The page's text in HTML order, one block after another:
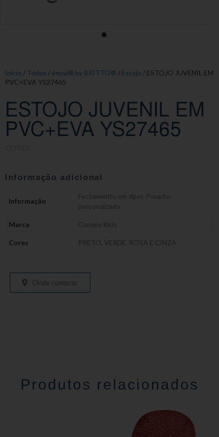
Início / Todos / emoji® by BRITTO® / Estojo / ESTOJO JUVENIL EM
PVC+EVA YS27465
ESTOJO JUVENIL EM
PVC+EVA YS27465
Informação adicional
Informação
Fechamento em zíper Puxador
personalizado
Marca Convoy Kids
Cores PRETO, VERDE, ROSA E CINZA
Onde comprar
Produtos relacionados